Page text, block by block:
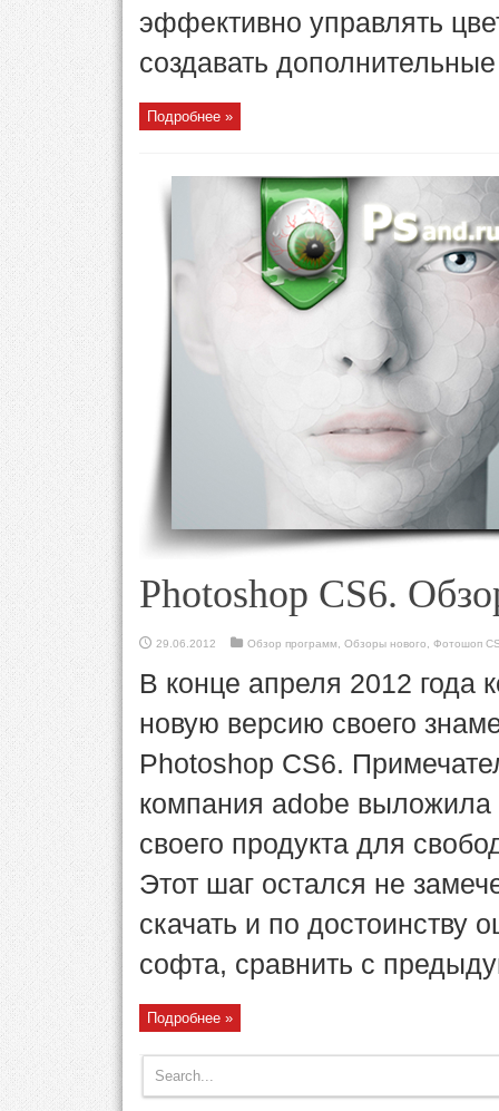
эффективно управлять
создавать
Подробнее »
Photoshop CS6.
29.06.2012 Обзор программ, Обзоры нового, Фотошоп
В конце апреля 2012 года
новую версию своего
Photoshop CS6.
компания adobe выложила
своего продукта для
Этот шаг остался не
скачать и по достоинству
софта, сравнить с
Подробнее »